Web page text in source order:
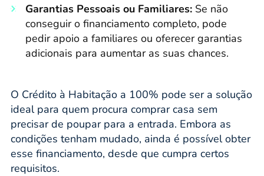
Garantias Pessoais ou Familiares: Se não
conseguir o financiamento completo, pode
pedir apoio a familiares ou oferecer garantias
adicionais para aumentar as suas chances.
O Crédito à Habitação a 100% pode ser a solução
ideal para quem procura comprar casa sem
precisar de poupar para a entrada. Embora as
condições tenham mudado, ainda é possível obter
esse financiamento, desde que cumpra certos
requisitos.